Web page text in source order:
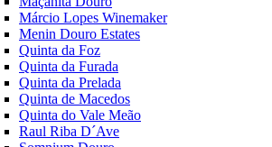
Márcio Lopes Winemaker
Menin Douro Estates
Quinta da Foz
Quinta da Furada
Quinta da Prelada
Quinta de Macedos
Quinta do Vale Meão
Raul Riba D´Ave